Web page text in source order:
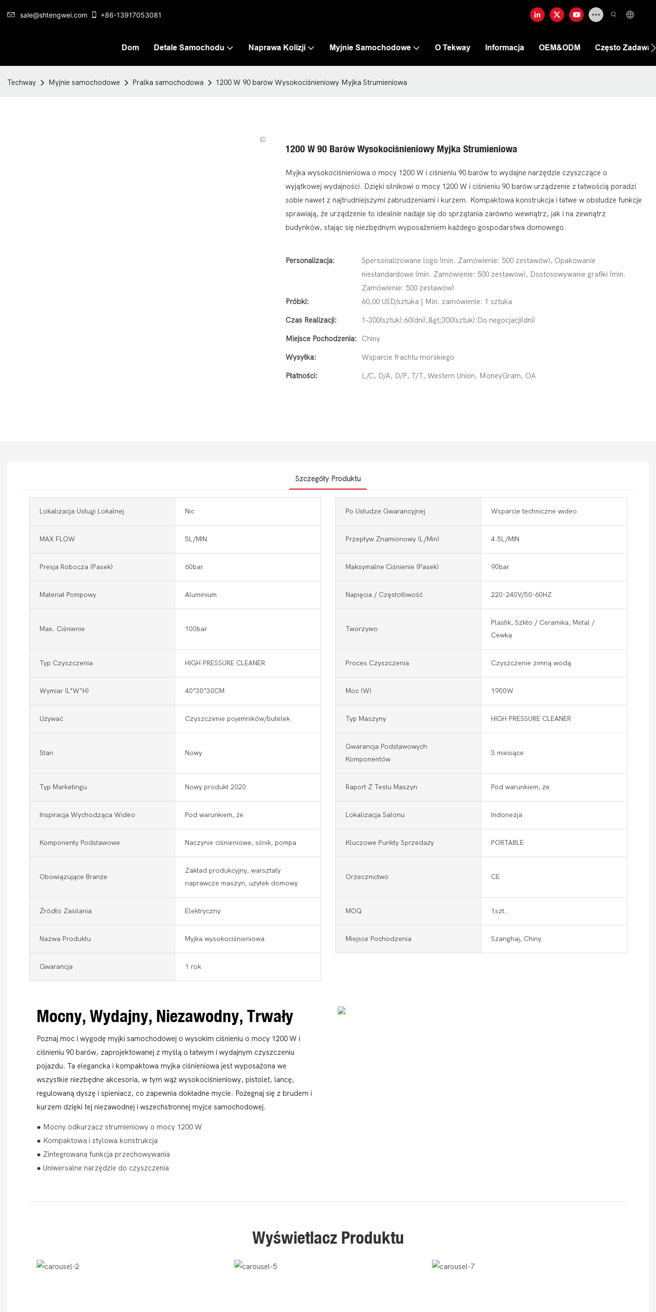
sale@shtengwei.com +86-13917053081
Dom Detale Samochodu Naprawa Kolizji Myjnie Samochodowe O Tekway Informacja OEM&ODM Często
Techway Myjnie samochodowe Pralka samochodowa 1200 W 90 barów Wysokociśnieniowy Myjka Strumieniowa
1200 W 90 Barów Wysokociśnieniowy Myjka Strumieniowa
Myjka wysokociśnieniowa o mocy 1200 W i ciśnieniu 90 barów to wydajne narzędzie czyszczące o
wyjątkowej wydajności. Dzięki silnikowi o mocy 1200 W i ciśnieniu 90 barów urządzenie z łatwością poradzi
sobie nawet z najtrudniejszymi zabrudzeniami i kurzem. Kompaktowa konstrukcja i łatwe w obsłudze funkcje
sprawiają, że urządzenie to idealnie nadaje się do sprzątania zarówno wewnątrz, jak i na zewnątrz
budynków, stając się niezbędnym wyposażeniem każdego gospodarstwa domowego.
Personalizacja:
Spersonalizowane logo (min. Zamówienie: 500 zestawów), Opakowanie
niestandardowe (min. Zamówienie: 500 zestawów), Dostosowywanie grafiki (min.
Zamówienie: 500 zestawów)
Próbki:
60,00 USD/sztuka | Min. zamówienie: 1 sztuka
Czas Realizacji: 1-300(sztuk):60(dni),&gt;300(sztuk):Do negocjacji(dni)
Miejsce Pochodzenia: Chiny
Wysyłka: Wsparcie frachtu morskiego
Płatności: L/C, D/A, D/P, T/T, Western Union, MoneyGram, OA
Szczegóły Produktu
Lokalizacja Usługi Lokalnej Nic Po Usłudze Gwarancyjnej Wsparcie techniczne wideo
MAX FLOW 5L/MIN Przepływ Znamionowy (l/min) 4.5L/MIN
Presja Robocza (pasek) 60bar Maksymalne Ciśnienie (pasek) 90bar
Materiał Pompowy Aluminium Napięcia / Częstotliwość 220-240V/50-60HZ
Max. Ciśnienie 100bar Tworzywo
Plastik, Szkło / Ceramika, Metal /
Cewka
Typ Czyszczenia HIGH PRESSURE CLEANER Proces Czyszczenia Czyszczenie zimną wodą
Wymiar (l*w*h) 40*30*30CM Moc (w) 1900W
Używać Czyszczenie pojemników/butelek Typ Maszyny HIGH PRESSURE CLEANER
Stan Nowy
Gwarancja Podstawowych
Komponentów
3 miesiące
Typ Marketingu Nowy produkt 2020 Raport Z Testu Maszyn Pod warunkiem, że
Inspiracja Wychodząca Wideo Pod warunkiem, że Lokalizacja Salonu Indonezja
Komponenty Podstawowe Naczynie ciśnieniowe, silnik, pompa Kluczowe Punkty Sprzedaży PORTABLE
Obowiązujące Branże
Zakład produkcyjny, warsztaty
naprawcze maszyn, użytek domowy
Orzecznictwo CE
Źródło Zasilania Elektryczny MOQ 1szt.
Nazwa Produktu Myjka wysokociśnieniowa Miejsce Pochodzenia Szanghaj, Chiny
Gwarancja 1 rok
Mocny, Wydajny, Niezawodny, Trwały
Poznaj moc i wygodę myjki samochodowej o wysokim ciśnieniu o mocy 1200 W i
ciśnieniu 90 barów, zaprojektowanej z myślą o łatwym i wydajnym czyszczeniu
pojazdu. Ta elegancka i kompaktowa myjka ciśnieniowa jest wyposażona we
wszystkie niezbędne akcesoria, w tym wąż wysokociśnieniowy, pistolet, lancę,
regulowaną dyszę i spieniacz, co zapewnia dokładne mycie. Pożegnaj się z brudem i
kurzem dzięki tej niezawodnej i wszechstronnej myjce samochodowej.
● Mocny odkurzacz strumieniowy o mocy 1200 W
● Kompaktowa i stylowa konstrukcja
● Zintegrowana funkcja przechowywania
● Uniwersalne narzędzie do czyszczenia
Wyświetlacz Produktu